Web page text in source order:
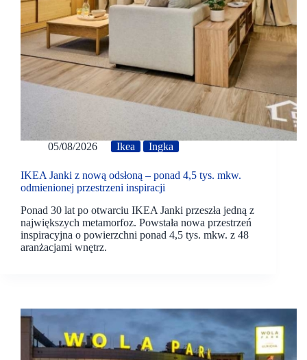
05/08/2026 Ikea Ingka
IKEA Janki z nową odsłoną – ponad 4,5 tys. mkw.
odmienionej przestrzeni inspiracji
Ponad 30 lat po otwarciu IKEA Janki przeszła jedną z
największych metamorfoz. Powstała nowa przestrzeń
inspiracyjna o powierzchni ponad 4,5 tys. mkw. z 48
aranżacjami wnętrz.